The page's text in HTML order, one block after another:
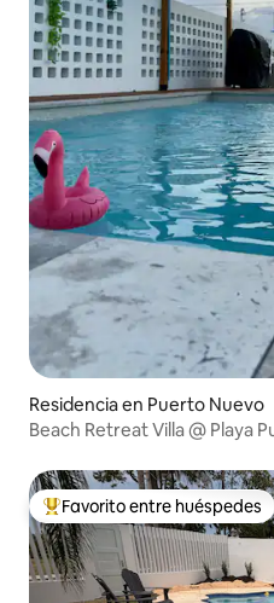
Residencia en Puerto Nuevo
Beach Retreat Villa @ Playa
De los mejores en Favorito
Favorito entre huéspedes